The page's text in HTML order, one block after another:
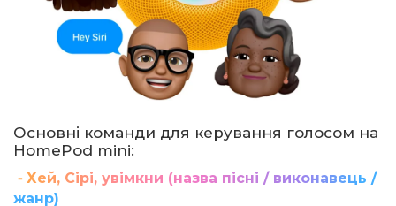
Основні команди для керування голосом на
HomePod mini:
⁃ Хей, Сірі, увімкни (назва пісні / виконавець /
жанр)